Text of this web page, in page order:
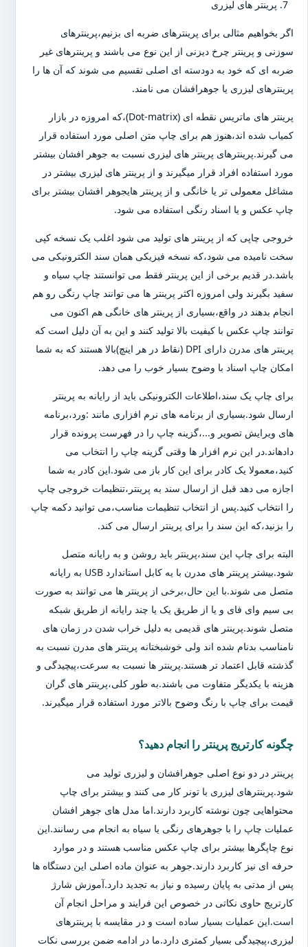
پرینتر های لیزری
اگر بخواهیم مثالی برای پرینترهای ضربه ای بزنیم،پرینترهای
سوزنی و پرینتر چرخ دیزنی از این نوع می باشند و پرینترهای غیر
ضربه ای که خود به دودسته ای اصلی تقسیم می شوند که آن ها را
پرینترهای لیزری یا جوهرافشان می نامند.
پرینتر های ماتریس نقطه ای (Dot-matrix)،که امروزه در بازار
کمیاب شده اند،هنوز هم برای چاپ متن اصلی مورد استفاده قرار
می گیرند.پرینترهای پرینتر های لیزری نسبت به جوهر افشان بیشتر
مورد استفاده افراد قرار میگیرند و از پرینتر های لیزری بیشتر در
مشاغل معمولی تر یا خانگی و از پرینتر هایجوهر افشان بیشتر برای
چاپ عکس و یا اسناد رنگی استفاده می شود.
خروجی چاپی که از پرینتر های تولید می شود اغلب یک نسخه کپی
سخت نامیده می شود،که نسخه فیزیکی همان سند الکترونیکی می
باشد.در قدیم برخی از این پرینتر فقط می توانستند چاپ سیاه و
سفید بگیرند ولی امروزه اکثر پرینتر ها می توانند چاپ رنگی رو هم
انجام بدهند در واقع،بسیاری از پرینتر های خانگی هم اکنون می
توانند چاپ عکس با کیفیت بالا تولید کنند و این به آن دلیل است که
پرینتر های مدرن دارای DPI (نقاط در هر اینچ)بالا هستند که به شما
امکان چاپ اسناد با وضوح بسیار خوب را می دهد.
برای چاپ یک سند،اطلاعات الکترونیکی باید از رایانه به پرینتر
ارسال شود.بسیاری از برنامه های نرم افزاری مانند :ورد،برنامه
های ویرایش تصویر و...،گزینه چاپ را در فهرست پرونده قرار
دادهاند.در این نرم افزار ها وقتی گزینه چاپ را انتخاب می
کنید،معمولا یک کادر برای این کار باز می شود.این کادر به شما
اجازه می دهد قبل از ارسال سند به پرینتر،تنظیمات خروجی چاپ
را انتخاب کنید.پس از انتخاب تنظیمات مناسب،می توانید دکمه چاپ
را بزنید،که این سند را برای پرینتر ارسال می کند.
البته برای چاپ این سند،پرینتر باید روشن و به رایانه متصل
شود.بیشتر پرینتر های مدرن با یه کابل استاندارد USB به رایانه
متصل می شوند.با این حال،برخی از پرینتر ها می توانند به صورت
بی سیم وای فای و یا از طریق یک یا چند رایانه از طریق شبکه
متصل شوند.پرینتر های قدیمی به دلیل خراب شدن در زمان های
نامناسب بدنام شده اند ولی خوشبختانه پرینتر های مدرن نسبت به
گذشته قابل اعتماد تر هستند.پرینتر ها نسبت به سرعت،پیچیدگی و
هزینه با یکدیگر متفاوت می باشند.به طور کلی،پرینتر های گران
قیمت برای چاپ با رنگ وضوح بالاتر مورد استفاده قرار میگیرند.
چگونه کارتریج پرینتر را انجام دهید؟
پرینتر در دو نوع اصلی جوهرافشان و لیزری تولید می
شود.پرینترهای لیزری با تونر کار می کنند و بیشتر برای چاپ
محتواهایی چون نوشته کاربرد دارند.اما مدل های جوهر افشان
عملیات چاپ را با جوهرهای رنگی یا سیاه به انجام می رسانند.این
نوع چاپگرها بیشتر برای چاپ عکس مناسب هستند و در موارد
حرفه ای نیز کاربرد دارند.جوهر به عنوان ماده اصلی این دستگاه ها
پس از مدتی به پایان رسیده و نیاز به تجدید دارد.آموزش شارژ
کارتریج حاوی نکاتی در خصوص این فرایند و مراحل انجام آن
است.این عملیات بسیار ساده است و در مقایسه با پرینترهای
لیزری،پیچیدگی بسیار کمتری دارد.ما در ادامه ضمن بررسی نکات